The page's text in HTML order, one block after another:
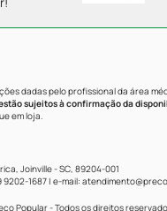
dadas pelo profissional da área
sujeitos à confirmação da
em loja.
Joinville - SC, 89204-001
9202-1687 | e-mail:
Popular - Todos os direitos